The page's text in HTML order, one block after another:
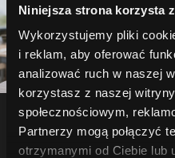
Niniejsza strona korzysta
Wykorzystujemy pliki
i reklam, aby oferować
analizować ruch w naszej
korzystasz z naszej
społecznościowym,
Partnerzy mogą połączyć
otrzymanymi od Ciebie lub
Odpowiemy